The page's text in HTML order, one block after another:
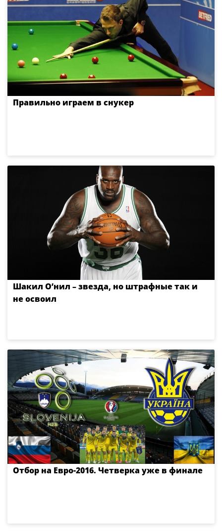
Правильно играем в снукер
Шакил О’нил – звезда, но штрафные так и
не освоил
Отбор на Евро-2016. Четверка уже в финале